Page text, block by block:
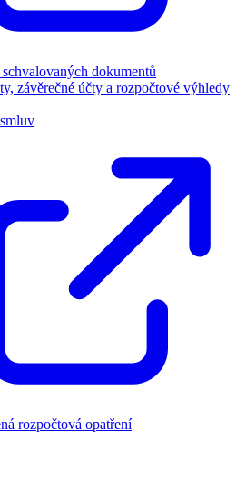
dokumentů
závěrečné účty a rozpočtové výhledy
rozpočtová opatření